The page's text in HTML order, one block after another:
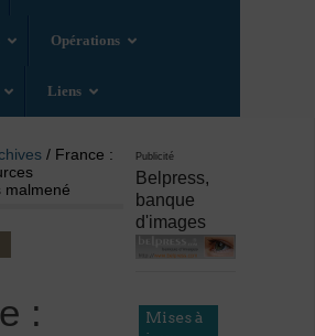
Opérations
Liens
/ France :
malmené
:
Publicité
Belpress,
banque
d'images
Mises à